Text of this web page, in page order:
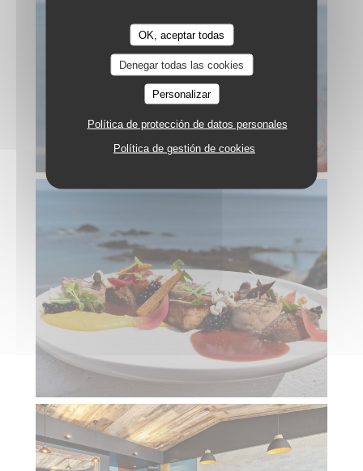
OK, aceptar todas
Denegar todas las cookies
Personalizar
Política de protección de datos personales
Política de gestión de cookies